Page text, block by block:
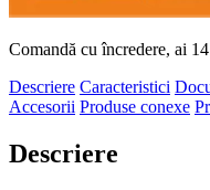
Comandă cu încredere, ai
Descriere Caracteristici
Accesorii Produse conexe
Descriere